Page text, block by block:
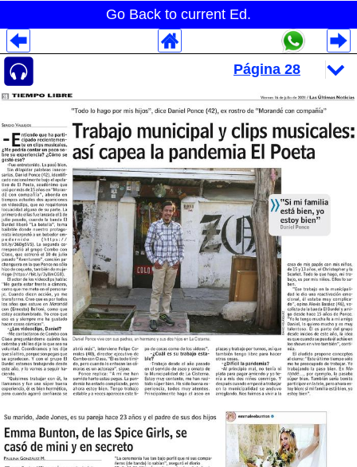
Go Back to current Ed.
Despliegues Analytics
Despliegues Totales
Despliegues por Rubros